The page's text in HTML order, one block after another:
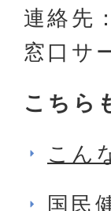
連絡先
窓口サ
こちら
こん
国民